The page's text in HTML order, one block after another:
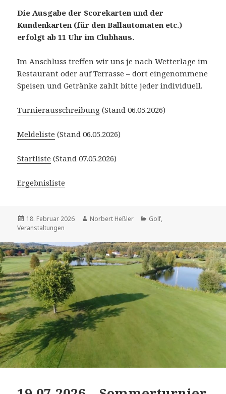
Die Ausgabe der Scorekarten und der
Kundenkarten (für den Ballautomaten etc.)
erfolgt ab 11 Uhr im Clubhaus.
Im Anschluss treffen wir uns je nach Wetterlage im
Restaurant oder auf Terrasse – dort eingenommene
Speisen und Getränke zahlt bitte jeder individuell.
Turnierausschreibung (Stand 06.05.2026)
Meldeliste (Stand 06.05.2026)
Startliste (Stand 07.05.2026)
Ergebnisliste
Veröffentlicht
am
18. Februar 2026 Autor
Norbert Heßler Kategorien
Golf,
Veranstaltungen